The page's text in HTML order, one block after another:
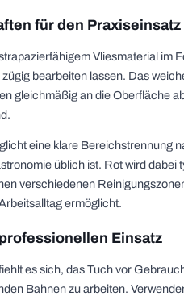
für den Praxiseinsatz
Vliesmaterial im
bearbeiten lassen. Das
gleichmäßig an die Oberfläche
eine klare Bereichstrennung
üblich ist. Rot wird
verschiedenen
ermöglicht.
Einsatz
es sich, das Tuch vor
Bahnen zu arbeiten.